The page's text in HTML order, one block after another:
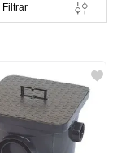
Filtrar